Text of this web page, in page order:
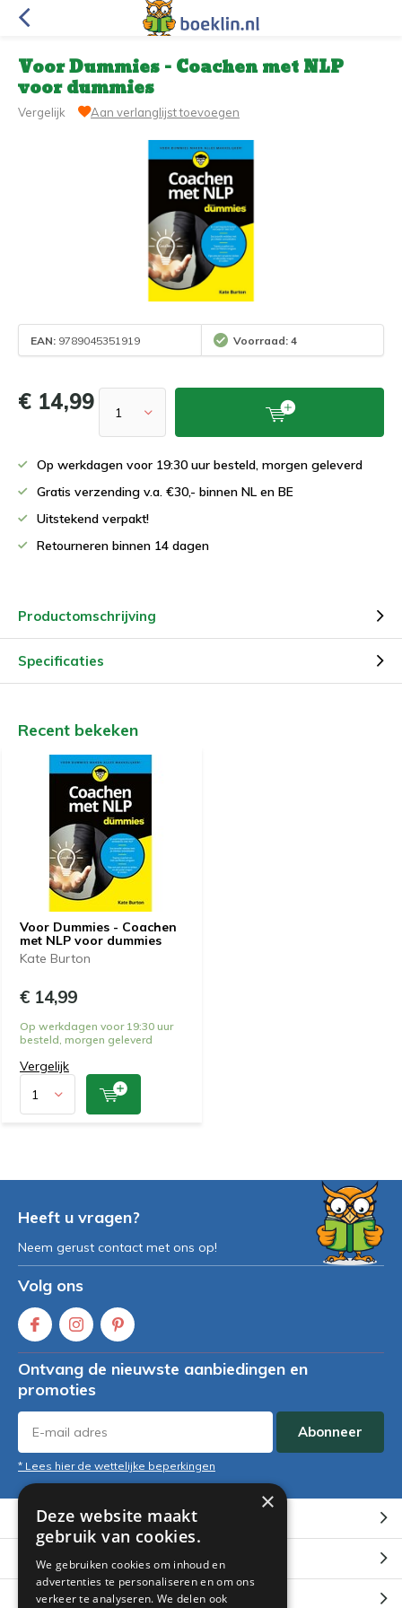
Voor Dummies - Coachen met NLP
voor dummies
Vergelijk Aan verlanglijst toevoegen
EAN: 9789045351919 Voorraad: 4
€ 14,99
Op werkdagen voor 19:30 uur besteld, morgen geleverd
Gratis verzending v.a. €30,- binnen NL en BE
Uitstekend verpakt!
Retourneren binnen 14 dagen
Productomschrijving
Specificaties
Recent bekeken
Voor Dummies - Coachen
met NLP voor dummies
Kate Burton
€ 14,99
Op werkdagen voor 19:30 uur
besteld, morgen geleverd
Vergelijk
Heeft u vragen?
Neem gerust contact met ons op!
Volg ons
Ontvang de nieuwste aanbiedingen en
promoties
Abonneer
* Lees hier de wettelijke beperkingen
Klantenservice
Mijn account
Categorieën
×
Deze website maakt
gebruik van cookies.
We gebruiken cookies om inhoud en
advertenties te personaliseren en om ons
verkeer te analyseren. We delen ook